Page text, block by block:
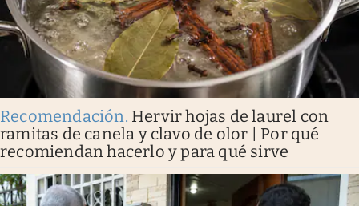
Recomendación. Hervir hojas de laurel con
ramitas de canela y clavo de olor | Por qué
recomiendan hacerlo y para qué sirve